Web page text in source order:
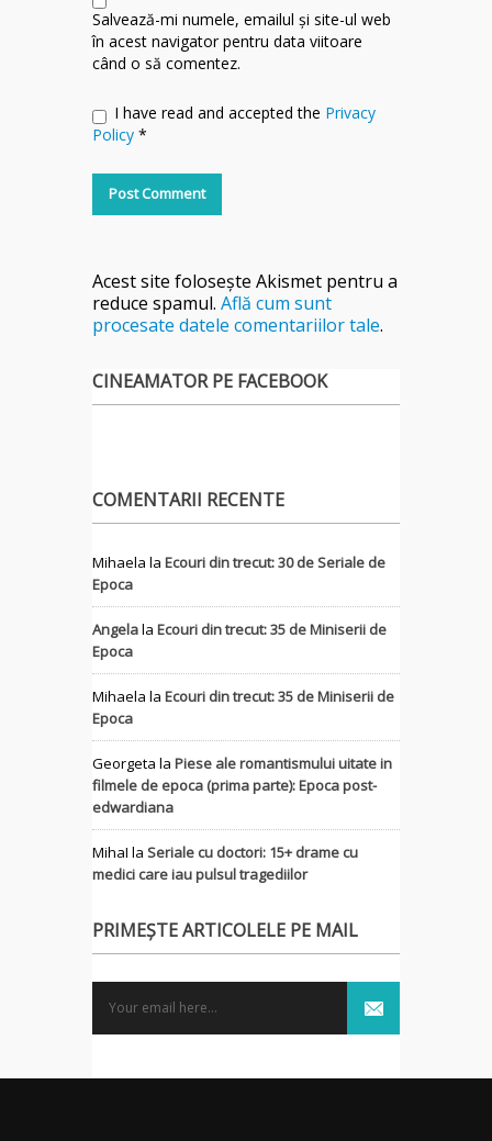
Salvează-mi numele, emailul și site-ul web
în acest navigator pentru data viitoare
când o să comentez.
I have read and accepted the Privacy
Policy *
Acest site folosește Akismet pentru a
reduce spamul. Află cum sunt
procesate datele comentariilor tale.
CINEAMATOR PE FACEBOOK
COMENTARII RECENTE
Mihaela la Ecouri din trecut: 30 de Seriale de
Epoca
Angelala Ecouri din trecut: 35 de Miniserii de
Epoca
Mihaela la Ecouri din trecut: 35 de Miniserii de
Epoca
Georgeta la Piese ale romantismului uitate in
filmele de epoca (prima parte): Epoca post-
edwardiana
MihaI la Seriale cu doctori: 15+ drame cu
medici care iau pulsul tragediilor
PRIMEȘTE ARTICOLELE PE MAIL